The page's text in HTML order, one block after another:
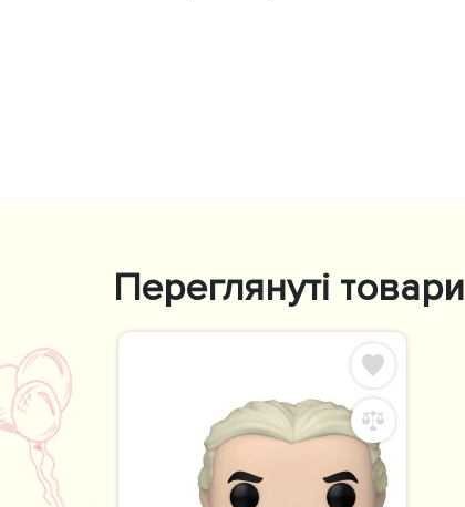
Переглянуті товари